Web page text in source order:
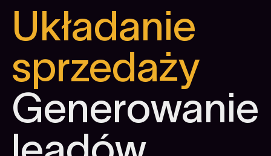
Układanie
sprzedaży
Generowanie